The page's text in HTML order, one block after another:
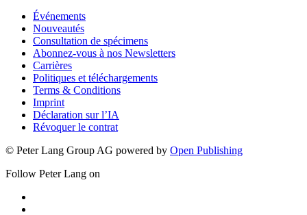
Événements
Nouveautés
Consultation de spécimens
Abonnez-vous à nos Newsletters
Carrières
Politiques et téléchargements
Terms & Conditions
Imprint
Déclaration sur l’IA
Révoquer le contrat
© Peter Lang Group AG powered by Open Publishing
Follow Peter Lang on